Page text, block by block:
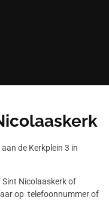
de Kerkplein 3 in
Nicolaaskerk of
op telefoonnummerof